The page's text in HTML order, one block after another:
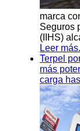
marca
Seguros
(IIHS)
Leer
Terpel
más
carga